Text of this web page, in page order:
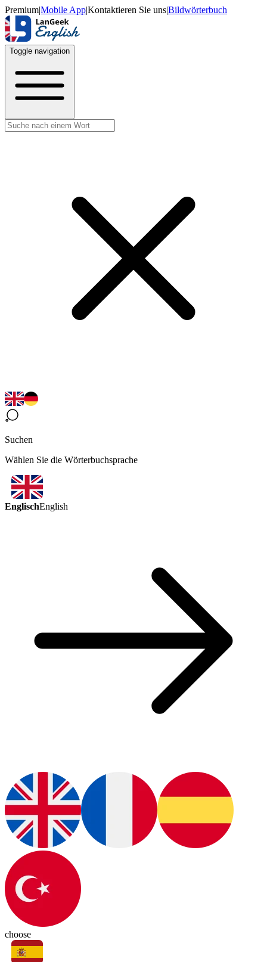
Premium|Mobile App|Kontaktieren Sie uns|Bildwörterbuch
Toggle navigation
Suchen
Wählen Sie die Wörterbuchsprache
EnglischEnglish
choose